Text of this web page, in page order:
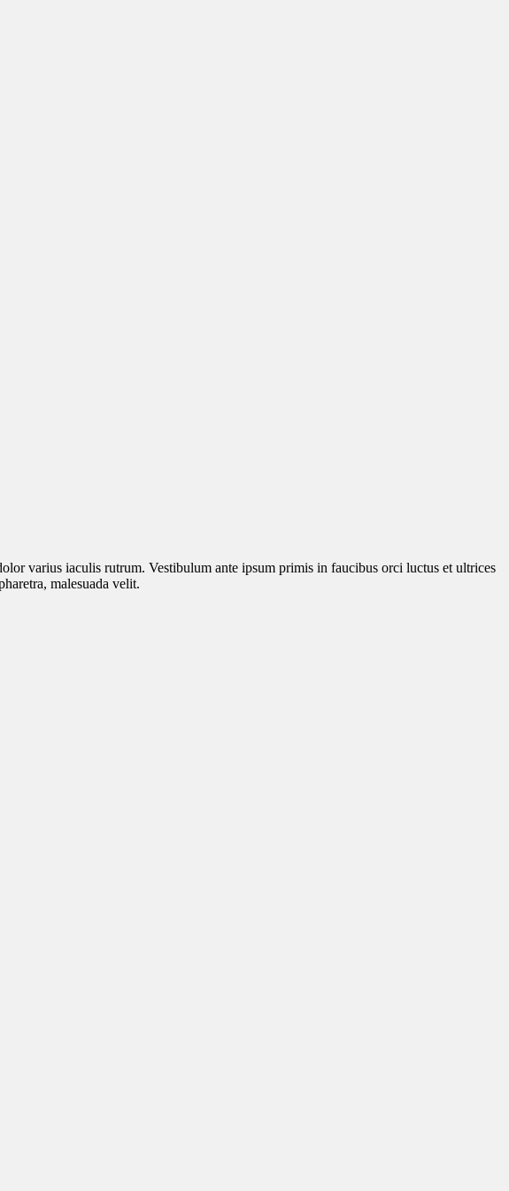
varius iaculis rutrum. Vestibulum ante ipsum primis in faucibus orci luctus et ultrices
malesuada velit.